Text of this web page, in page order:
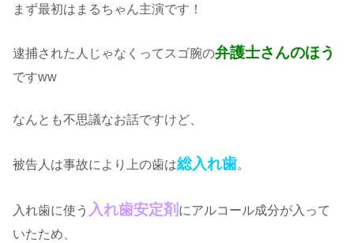
まず最初はまるちゃん主演です！
逮捕された人じゃなくってスゴ腕の弁護士さんのほう
ですww
なんとも不思議なお話ですけど、
被告人は事故により上の歯は総入れ歯。
入れ歯に使う 入れ歯安定剤 にアルコール成分が入って
いたため、